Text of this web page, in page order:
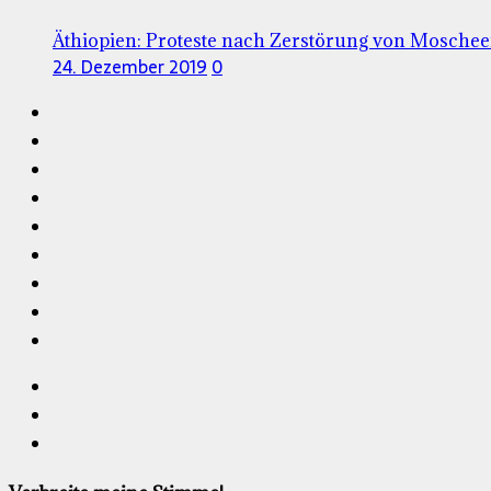
Äthiopien: Proteste nach Zerstörung von
24. Dezember 2019 0